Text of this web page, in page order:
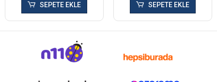
SEPETE EKLE SEPETE EKLE